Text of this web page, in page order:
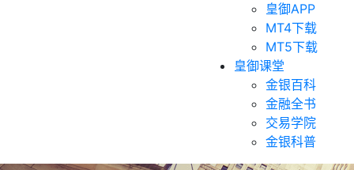
皇御APP
MT4下载
MT5下载
皇御课堂
金银百科
金融全书
交易学院
金银科普